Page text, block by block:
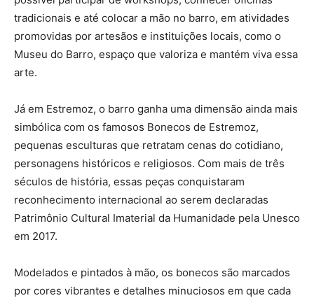
tradicionais e até colocar a mão no barro, em atividades
promovidas por artesãos e instituições locais, como o
Museu do Barro, espaço que valoriza e mantém viva essa
arte.
Já em Estremoz, o barro ganha uma dimensão ainda mais
simbólica com os famosos Bonecos de Estremoz,
pequenas esculturas que retratam cenas do cotidiano,
personagens históricos e religiosos. Com mais de três
séculos de história, essas peças conquistaram
reconhecimento internacional ao serem declaradas
Patrimônio Cultural Imaterial da Humanidade pela Unesco
em 2017.
Modelados e pintados à mão, os bonecos são marcados
por cores vibrantes e detalhes minuciosos em que cada